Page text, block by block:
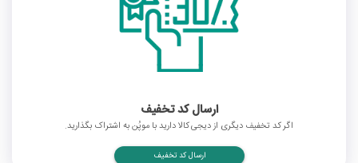
ارسال کد تخفیف
اگر کد تخفیف دیگری از دیجی کالا دارید با موپُن به اشتراک بگذارید.
ارسال کد تخفیف